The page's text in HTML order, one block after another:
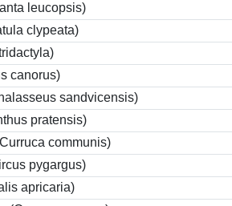
leucopsis)
clypeata)
canorus)
sandvicensis)
pratensis)
communis)
pygargus)
apricaria)